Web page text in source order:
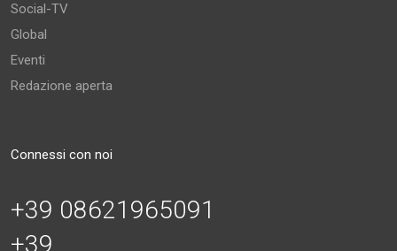
Social-TV
Global
Eventi
Redazione aperta
Connessi con noi
+39 08621965091
+39